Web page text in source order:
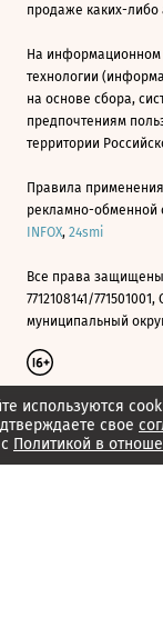
используются
свое
Политикой в
продаже каких-либо
На информационном
технологии
на основе сбора,
предпочтениям
территории
Правила
рекламно-обменной
INFOX, 24smi
Все права
7712108141/
муниципальный